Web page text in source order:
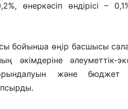
өнеркәсіп өндірісі –
бойынша өңір басшысы
әкімдеріне
орындалуын және бюджет